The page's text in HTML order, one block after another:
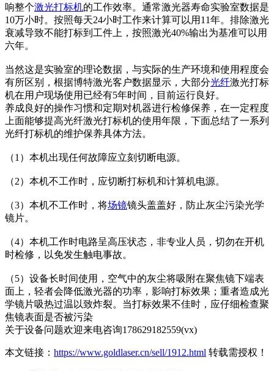
响整个激光打标机的工作效率。通常激光器寿命实验室数据是
10万小时。按照每天24小时工作来计算可以用11年。排除激光
衰减导致不能打标到工件上，按照激光40%输出为基准可以用
六年。
当然这是实验室的理论数据，与实际的生产环境和使用程度会
有所区别，根据博特激光客户数据显示，大部分光纤激光打标
机在用户现场使用已经有5年时间，目前运行良好。
养成良好的操作习惯和定期对机器进行检修保养，在一定程度
上面能够提高光纤激光打标机的使用年限，下面总结了一系列
光纤打标机的维护保养具体方法。
（1）本机出现任何故障应立刻切断电源。
（2）本机不工作时，应切断打标机和计算机电源。
（3）本机不工作时，将场镜镜头盖盖好，防止灰尘污染光学
镜片。
（4）本机工作时电路呈高压状态，非专业人员，切勿在开机
时检修，以免发生触电事故。
（5）设备长时间使用，空气中的灰尘将吸附在聚焦镜下端表
面上，轻者会降低激光器的功率，影响打标效果；重者造成光
学镜片吸热过温以致炸裂。当打标效果不佳时，应仔细检查聚
焦镜表面是否被污染
关于设备问题欢迎来电咨询178629182559(vx)
本文链接： https://www.goldlaser.cn/sell/1912.html 转载需授权！